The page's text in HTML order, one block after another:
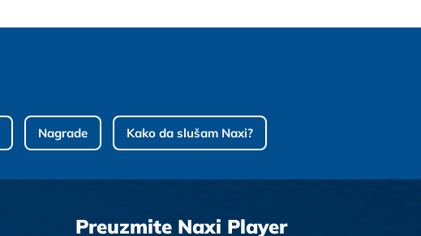
Nagrade Kako da slušam Naxi?
Preuzmite Naxi Player